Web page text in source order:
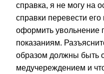
справка, я не могу на
справки перевести его
оформить увольнение
показаниям.
образом должны быть
медучереждением и